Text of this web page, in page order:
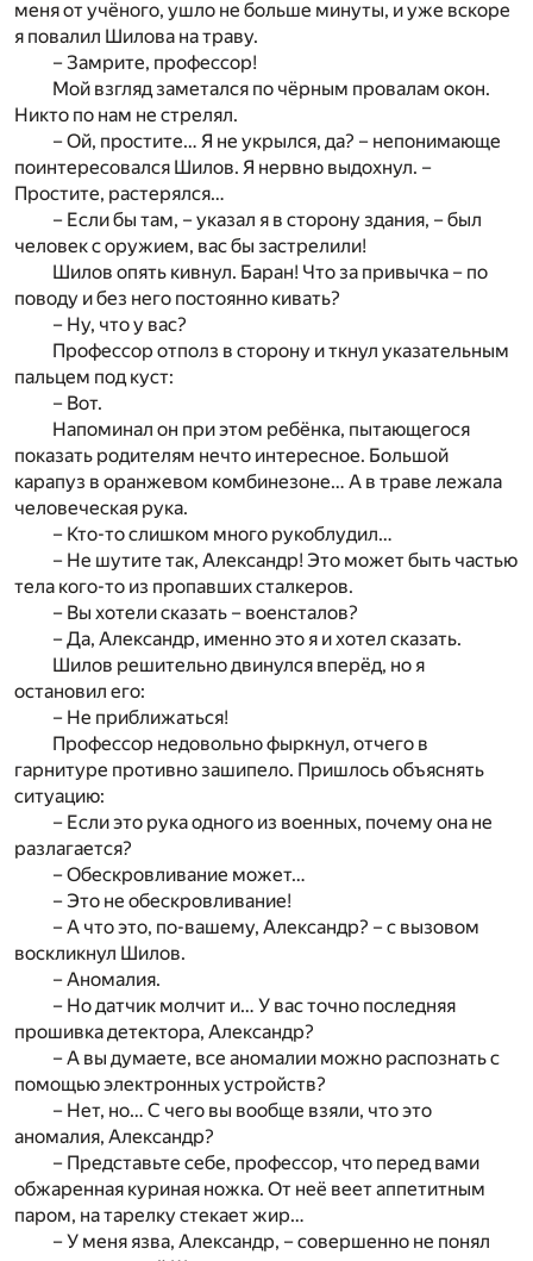
меня от учёного, ушло не больше минуты, и уже вскоре
я повалил Шилова на траву.
– Замрите, профессор!
Мой взгляд заметался по чёрным провалам окон.
Никто по нам не стрелял.
– Ой, простите… Я не укрылся, да? – непонимающе
поинтересовался Шилов. Я нервно выдохнул. –
Простите, растерялся…
– Если бы там, – указал я в сторону здания, – был
человек с оружием, вас бы застрелили!
Шилов опять кивнул. Баран! Что за привычка – по
поводу и без него постоянно кивать?
– Ну, что у вас?
Профессор отполз в сторону и ткнул указательным
пальцем под куст:
– Вот.
Напоминал он при этом ребёнка, пытающегося
показать родителям нечто интересное. Большой
карапуз в оранжевом комбинезоне… А в траве лежала
человеческая рука.
– Кто-то слишком много рукоблудил…
– Не шутите так, Александр! Это может быть частью
тела кого-то из пропавших сталкеров.
– Вы хотели сказать – военсталов?
– Да, Александр, именно это я и хотел сказать.
Шилов решительно двинулся вперёд, но я
остановил его:
– Не приближаться!
Профессор недовольно фыркнул, отчего в
гарнитуре противно зашипело. Пришлось объяснять
ситуацию:
– Если это рука одного из военных, почему она не
разлагается?
– Обескровливание может…
– Это не обескровливание!
– А что это, по-вашему, Александр? – с вызовом
воскликнул Шилов.
– Аномалия.
– Но датчик молчит и… У вас точно последняя
прошивка детектора, Александр?
– А вы думаете, все аномалии можно распознать с
помощью электронных устройств?
– Нет, но… С чего вы вообще взяли, что это
аномалия, Александр?
– Представьте себе, профессор, что перед вами
обжаренная куриная ножка. От неё веет аппетитным
паром, на тарелку стекает жир…
– У меня язва, Александр, – совершенно не понял